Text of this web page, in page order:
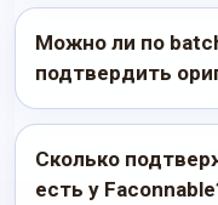
Можно ли по
подтвердить
Сколько
есть у